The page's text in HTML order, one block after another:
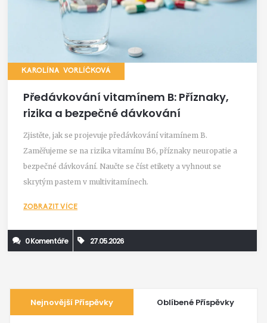
KAROLÍNA VORLÍČKOVÁ
Předávkování vitamínem B: Příznaky,
rizika a bezpečné dávkování
Zjistěte, jak se projevuje předávkování vitamínem B.
Zaměřujeme se na rizika vitamínu B6, příznaky neuropatie a
bezpečné dávkování. Naučte se číst etikety a vyhnout se
skrytým pastem v multivitamínech.
ZOBRAZIT VÍCE
0 Komentáře 27.05.2026
Nejnovější Příspěvky Oblíbené Příspěvky